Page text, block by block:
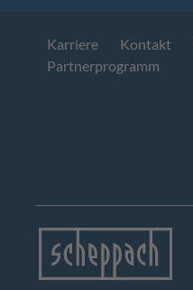
Karriere Kontakt
Partnerprogramm